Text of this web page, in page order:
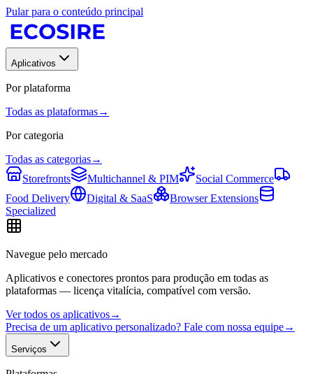
Pular para o conteúdo principal
Aplicativos
Por plataforma
Todas as plataformas→
Por categoria
Todas as categorias→
Storefronts
Multichannel & PIM
Social Commerce
Food Delivery
Digital & SaaS
Browser Extensions
Specialized
Navegue pelo mercado
Aplicativos e conectores prontos para produção em todas as
plataformas — licença vitalícia, compatível com versão.
Ver todos os aplicativos→
Precisa de um aplicativo personalizado? Fale com nossa equipe→
Serviços